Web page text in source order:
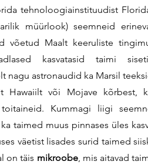
müürlook) seemneid
võetud Maalt keeruliste
kasvatasid taimi
nagu astronaudid ka Marsil
Hawaiilt või Mojave kõrbest,
Kummagi liigi
taimed muus pinnases üles
väetist lisades surid taimed
on täis mikroobe, mis aitavad